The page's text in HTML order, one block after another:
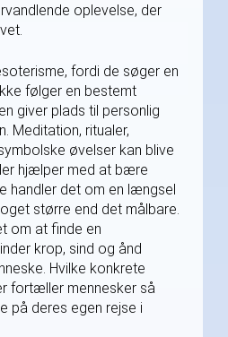
oplevelse, der
fordi de søger en
følger en bestemt
giver plads til personlig
Meditation, ritualer,
øvelser kan blive
hjælper med at bære
handler det om en længsel
større end det målbare.
om at finde en
krop, sind og ånd
Hvilke konkrete
fortæller mennesker så
på deres egen rejse i